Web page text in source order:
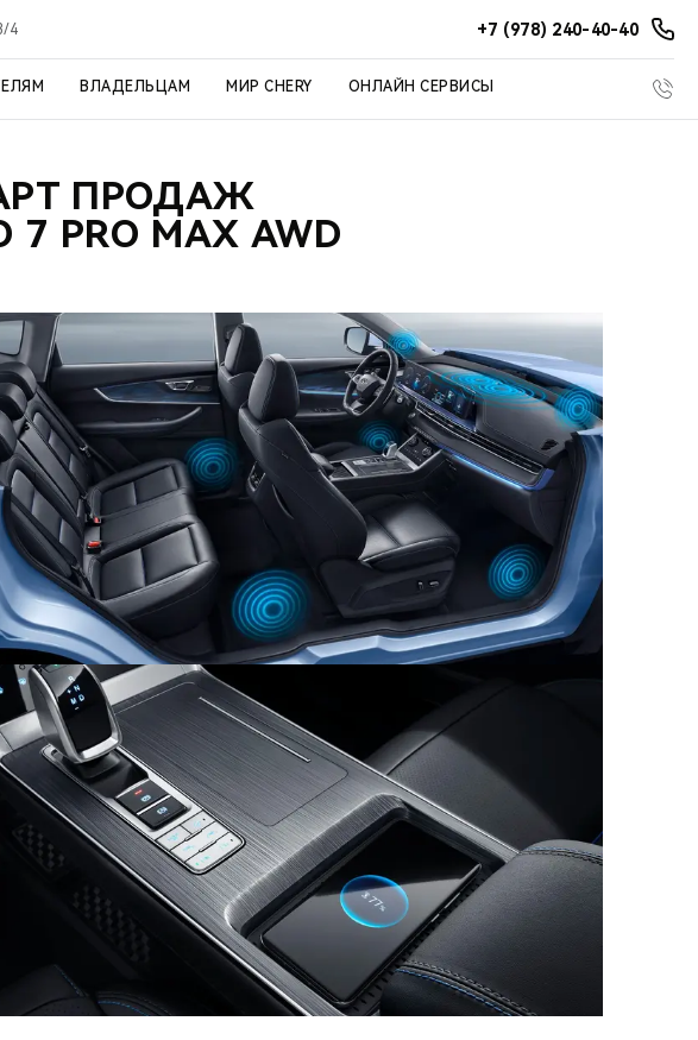
4 +7 (978) 240-40-40
ВЛАДЕЛЬЦАМ МИР CHERY ОНЛАЙН СЕРВИСЫ
ПРОДАЖ
PRO MAX AWD